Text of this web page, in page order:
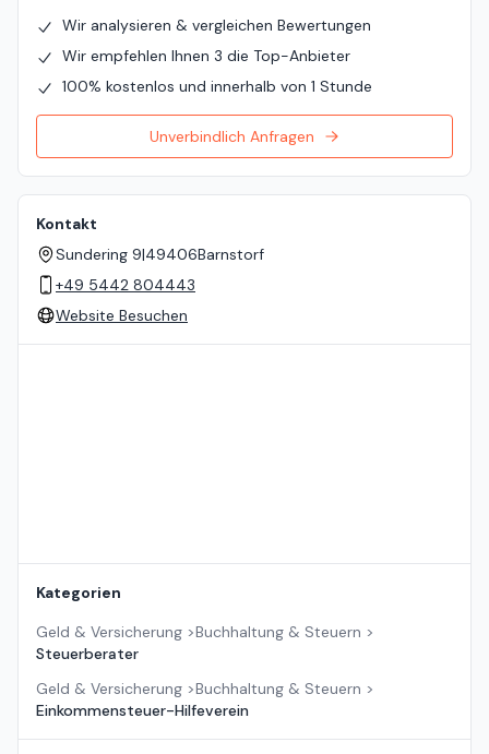
Wir analysieren & vergleichen Bewertungen
Wir empfehlen Ihnen 3 die Top-Anbieter
100% kostenlos und innerhalb von 1 Stunde
Unverbindlich Anfragen
Kontakt
Sundering 9|49406Barnstorf
+49 5442 804443
Website Besuchen
Kategorien
Geld & Versicherung >Buchhaltung & Steuern >
Steuerberater
Geld & Versicherung >Buchhaltung & Steuern >
Einkommensteuer-Hilfeverein